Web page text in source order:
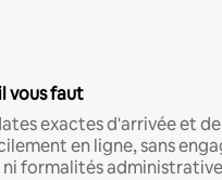
vous faut
exactes d'arrivée et
en ligne, sans
formalités